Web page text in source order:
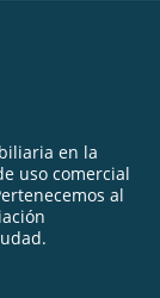
en la
uso comercial
al